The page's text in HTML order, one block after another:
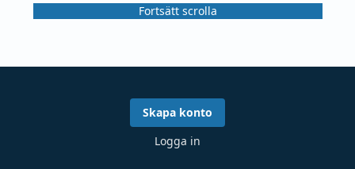
Fortsätt scrolla
Skapa konto
Logga in